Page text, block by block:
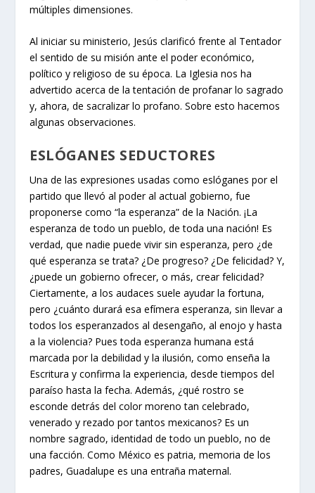
múltiples dimensiones.
Al iniciar su ministerio, Jesús clarificó frente al Tentador
el sentido de su misión ante el poder económico,
político y religioso de su época. La Iglesia nos ha
advertido acerca de la tentación de profanar lo sagrado
y, ahora, de sacralizar lo profano. Sobre esto hacemos
algunas observaciones.
ESLÓGANES SEDUCTORES
Una de las expresiones usadas como eslóganes por el
partido que llevó al poder al actual gobierno, fue
proponerse como “la esperanza” de la Nación. ¡La
esperanza de todo un pueblo, de toda una nación! Es
verdad, que nadie puede vivir sin esperanza, pero ¿de
qué esperanza se trata? ¿De progreso? ¿De felicidad? Y,
¿puede un gobierno ofrecer, o más, crear felicidad?
Ciertamente, a los audaces suele ayudar la fortuna,
pero ¿cuánto durará esa efímera esperanza, sin llevar a
todos los esperanzados al desengaño, al enojo y hasta
a la violencia? Pues toda esperanza humana está
marcada por la debilidad y la ilusión, como enseña la
Escritura y confirma la experiencia, desde tiempos del
paraíso hasta la fecha. Además, ¿qué rostro se
esconde detrás del color moreno tan celebrado,
venerado y rezado por tantos mexicanos? Es un
nombre sagrado, identidad de todo un pueblo, no de
una facción. Como México es patria, memoria de los
padres, Guadalupe es una entraña maternal.